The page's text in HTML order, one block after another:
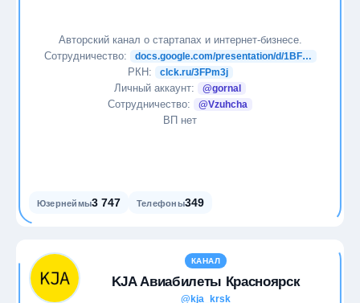
Авторский канал о стартапах и интернет-бизнесе.
Сотрудничество:
docs.google.com/presentation/d/1BF…
РКН: clck.ru/3FPm3j
Личный аккаунт: @gornal
Сотрудничество: @Vzuhcha
ВП нет
Юзернеймы3 747 Телефоны349
КАНАЛ
KJA Авиабилеты Красноярск
@kja_krsk